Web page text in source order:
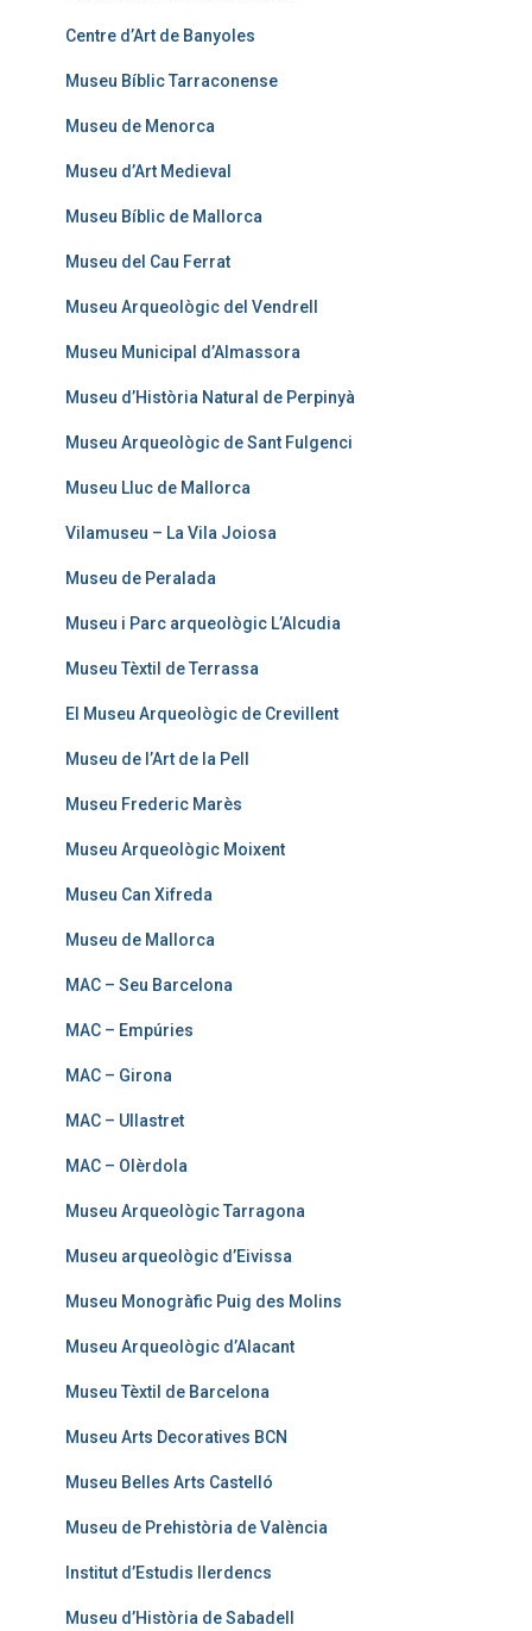
Centre d’Art de Banyoles
Museu Bíblic Tarraconense
Museu de Menorca
Museu d’Art Medieval
Museu Bíblic de Mallorca
Museu del Cau Ferrat
Museu Arqueològic del Vendrell
Museu Municipal d’Almassora
Museu d’Història Natural de Perpinyà
Museu Arqueològic de Sant Fulgenci
Museu Lluc de Mallorca
Vilamuseu – La Vila Joiosa
Museu de Peralada
Museu i Parc arqueològic L’Alcudia
Museu Tèxtil de Terrassa
El Museu Arqueològic de Crevillent
Museu de l’Art de la Pell
Museu Frederic Marès
Museu Arqueològic Moixent
Museu Can Xifreda
Museu de Mallorca
MAC – Seu Barcelona
MAC – Empúries
MAC – Girona
MAC – Ullastret
MAC – Olèrdola
Museu Arqueològic Tarragona
Museu arqueològic d’Eivissa
Museu Monogràfic Puig des Molins
Museu Arqueològic d’Alacant
Museu Tèxtil de Barcelona
Museu Arts Decoratives BCN
Museu Belles Arts Castelló
Museu de Prehistòria de València
Institut d’Estudis Ilerdencs
Museu d’Història de Sabadell